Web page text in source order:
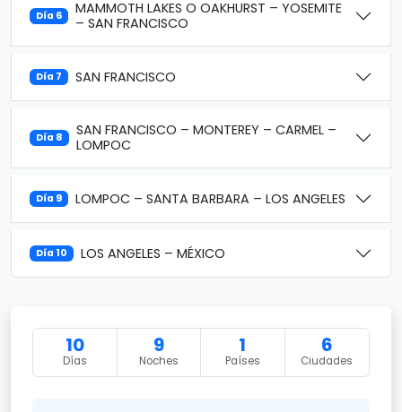
Día 6
MAMMOTH LAKES O OAKHURST – YOSEMITE
– SAN FRANCISCO
Día 7 SAN FRANCISCO
Día 8
SAN FRANCISCO – MONTEREY – CARMEL –
LOMPOC
Día 9 LOMPOC – SANTA BARBARA – LOS ANGELES
Día 10 LOS ANGELES – MÉXICO
10
Días
9
Noches
1
Países
6
Ciudades